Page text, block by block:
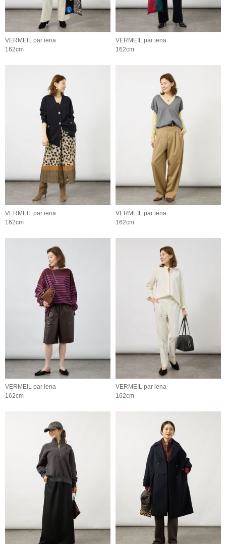
VERMEIL par iena
162cm
VERMEIL par iena
162cm
VERMEIL par iena
162cm
VERMEIL par iena
162cm
VERMEIL par iena
162cm
VERMEIL par iena
162cm